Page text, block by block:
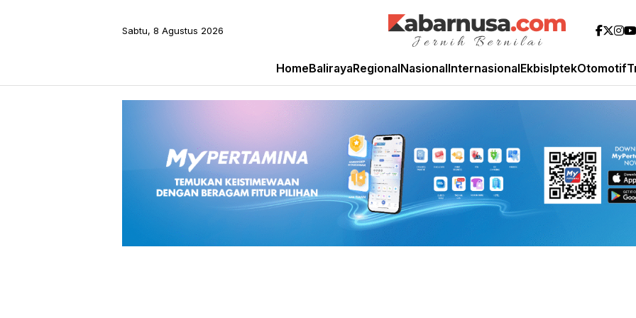
Sabtu, 8 Agustus 2026
HomeBalirayaRegionalNasionalInternasionalEkbisIptekOtomotif